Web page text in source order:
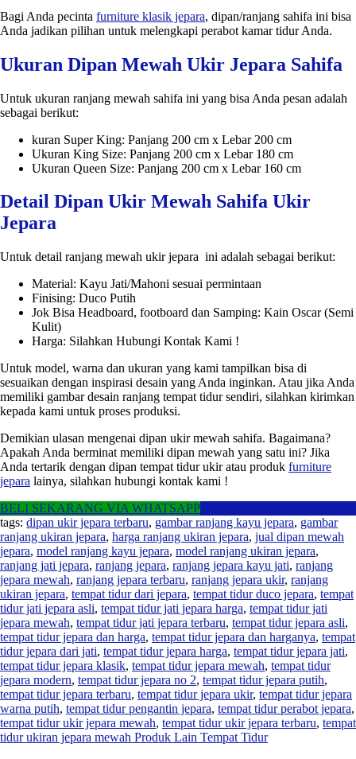
Bagi Anda pecinta furniture klasik jepara, dipan/ranjang sahifa ini bisa
Anda jadikan pilihan untuk melengkapi perabot kamar tidur Anda.
Ukuran Dipan Mewah Ukir Jepara Sahifa
Untuk ukuran ranjang mewah sahifa ini yang bisa Anda pesan adalah
sebagai berikut:
kuran Super King: Panjang 200 cm x Lebar 200 cm
Ukuran King Size: Panjang 200 cm x Lebar 180 cm
Ukuran Queen Size: Panjang 200 cm x Lebar 160 cm
Detail Dipan Ukir Mewah Sahifa Ukir
Jepara
Untuk detail ranjang mewah ukir jepara ini adalah sebagai berikut:
Material: Kayu Jati/Mahoni sesuai permintaan
Finising: Duco Putih
Jok Bisa Headboard, footboard dan Samping: Kain Oscar (Semi
Kulit)
Harga: Silahkan Hubungi Kontak Kami !
Untuk model, warna dan ukuran yang kami tampilkan bisa di
sesuaikan dengan inspirasi desain yang Anda inginkan. Atau jika Anda
memiliki gambar desain ranjang tempat tidur sendiri, silahkan kirimkan
kepada kami untuk proses produksi.
Demikian ulasan mengenai dipan ukir mewah sahifa. Bagaimana?
Apakah Anda berminat memiliki dipan mewah yang satu ini? Jika
Anda tertarik dengan dipan tempat tidur ukir atau produk furniture
jepara lainya, silahkan hubungi kontak kami !
BELI SEKARANG VIA WHATSAPP
tags: dipan ukir jepara terbaru, gambar ranjang kayu jepara, gambar
ranjang ukiran jepara, harga ranjang ukiran jepara, jual dipan mewah
jepara, model ranjang kayu jepara, model ranjang ukiran jepara,
ranjang jati jepara, ranjang jepara, ranjang jepara kayu jati, ranjang
jepara mewah, ranjang jepara terbaru, ranjang jepara ukir, ranjang
ukiran jepara, tempat tidur dari jepara, tempat tidur duco jepara, tempat
tidur jati jepara asli, tempat tidur jati jepara harga, tempat tidur jati
jepara mewah, tempat tidur jati jepara terbaru, tempat tidur jepara asli,
tempat tidur jepara dan harga, tempat tidur jepara dan harganya, tempat
tidur jepara dari jati, tempat tidur jepara harga, tempat tidur jepara jati,
tempat tidur jepara klasik, tempat tidur jepara mewah, tempat tidur
jepara modern, tempat tidur jepara no 2, tempat tidur jepara putih,
tempat tidur jepara terbaru, tempat tidur jepara ukir, tempat tidur jepara
warna putih, tempat tidur pengantin jepara, tempat tidur perabot jepara,
tempat tidur ukir jepara mewah, tempat tidur ukir jepara terbaru, tempat
tidur ukiran jepara mewah Produk Lain Tempat Tidur